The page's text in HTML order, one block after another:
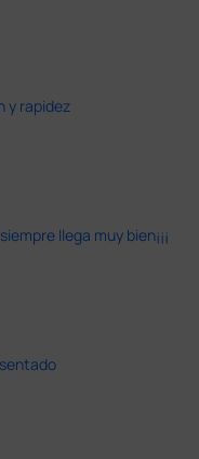
y rapidez
llega muy bien¡¡¡